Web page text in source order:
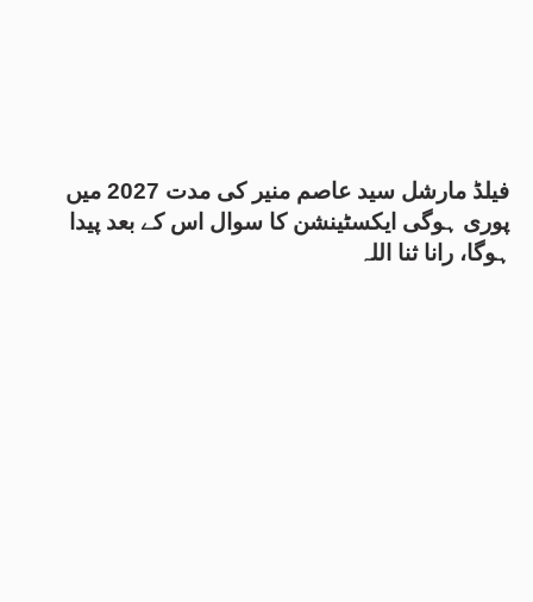
فیلڈ مارشل سید عاصم منیر کی مدت 2027 میں
پوری ہوگی ایکسٹینشن کا سوال اس کے بعد پیدا
ہوگا، رانا ثنا اللہ